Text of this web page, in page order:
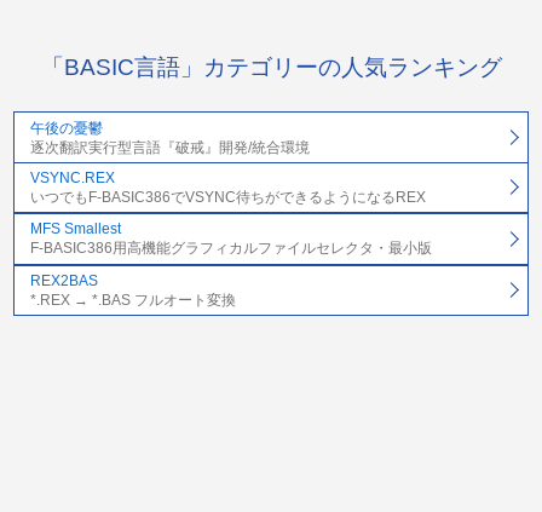
「BASIC言語」カテゴリーの人気ランキング
午後の憂鬱
逐次翻訳実行型言語『破戒』開発/統合環境
VSYNC.REX
いつでもF-BASIC386でVSYNC待ちができるようになるREX
MFS Smallest
F-BASIC386用高機能グラフィカルファイルセレクタ・最小版
REX2BAS
*.REX → *.BAS フルオート変換